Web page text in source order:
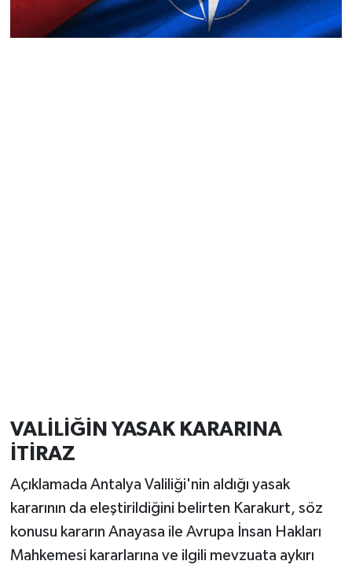
VALİLİĞİN YASAK KARARINA
İTİRAZ
Açıklamada Antalya Valiliği'nin aldığı yasak
kararının da eleştirildiğini belirten Karakurt, söz
konusu kararın Anayasa ile Avrupa İnsan Hakları
Mahkemesi kararlarına ve ilgili mevzuata aykırı